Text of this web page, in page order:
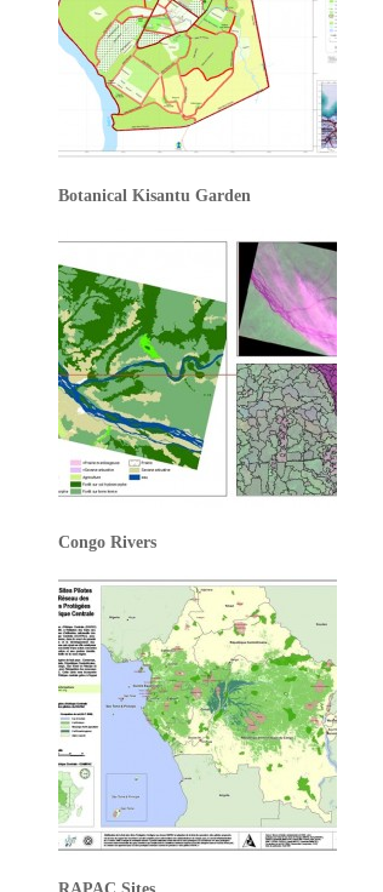
Botanical Kisantu Garden
Congo Rivers